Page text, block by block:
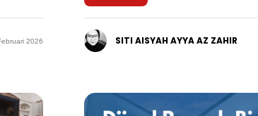
2026 SITI AISYAH AYYA AZ ZAHIR